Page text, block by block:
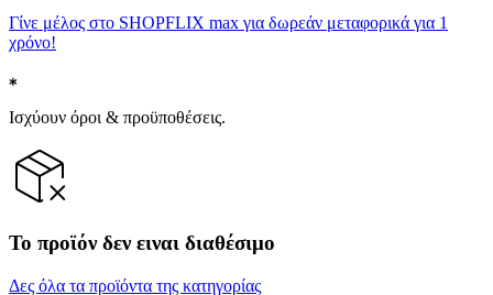
Γίνε μέλος στο SHOPFLIX max για δωρεάν μεταφορικά για 1
χρόνο!
Ισχύουν όροι & προϋποθέσεις.
Το προϊόν δεν ειναι διαθέσιμο
Δες όλα τα προϊόντα της κατηγορίας